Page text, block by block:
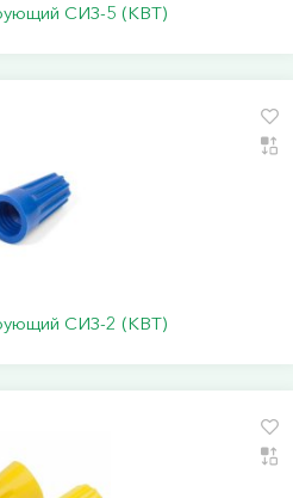
СИЗ-5 (КВТ)
СИЗ-2 (КВТ)